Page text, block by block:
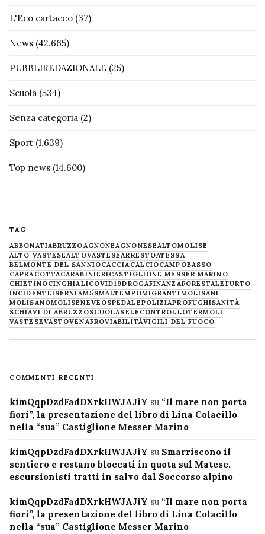
L'Eco cartaceo (37)
News (42.665)
PUBBLIREDAZIONALE (25)
Scuola (534)
Senza categoria (2)
Sport (1.639)
Top news (14.600)
TAG
ABBONATIABRUZZOAGNONEAGNONESEALTOMOLISE
ALTO VASTESEALTOVASTESEARRESTOATESSA
BELMONTE DEL SANNIOCACCIACALCIOCAMPOBASSO
CAPRACOTTACARABINIERICASTIGLIONE MESSER MARINO
CHIETINOCINGHIALICOVID19DROGAFINANZAFORESTALE FURTO
INCIDENTEISERNIAM5SMALTEMPOMIGRANTIMOLISANI
MOLISANOMOLISENEVE OSPEDALEPOLIZIAPROFUGHISANITÀ
SCHIAVI DI ABRUZZOSCUOLASELECONTROLLOTERMOLI
VASTESEVASTOVENAFROVIABILITÀVIGILI DEL FUOCO
COMMENTI RECENTI
kimQqpDzdFadDXrkHWJAJiY su “Il mare non porta
fiori”, la presentazione del libro di Lina Colacillo
nella “sua” Castiglione Messer Marino
kimQqpDzdFadDXrkHWJAJiY su Smarriscono il
sentiero e restano bloccati in quota sul Matese,
escursionisti tratti in salvo dal Soccorso alpino
kimQqpDzdFadDXrkHWJAJiY su “Il mare non porta
fiori”, la presentazione del libro di Lina Colacillo
nella “sua” Castiglione Messer Marino